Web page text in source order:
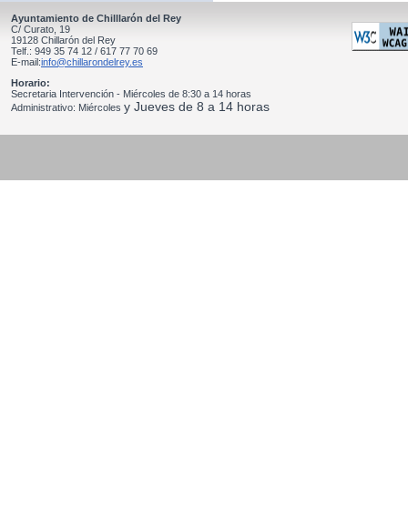
Ayuntamiento de Chilllarón del Rey
C/ Curato, 19
19128 Chillarón del Rey
Telf.: 949 35 74 12 / 617 77 70 69
E-mail:info@chillarondelrey.es
Horario:
Secretaria Intervención - Miércoles de 8:30 a 14 horas
Administrativo: Miércoles y Jueves de 8 a 14 horas